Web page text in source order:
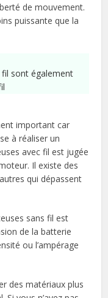
de mouvement.
puissante que la
fil sont également
important car
à réaliser un
avec fil est jugée
Il existe des
qui dépassent
sans fil est
de la batterie
ou l’ampérage
des matériaux plus